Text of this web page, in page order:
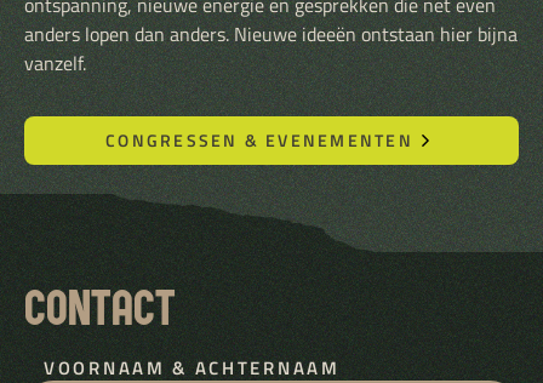
anders lopen dan anders. Nieuwe ideeën ontstaan hier bijna
vanzelf.
CONGRESSEN & EVENEMENTEN
CONTACT
VOORNAAM & ACHTERNAAM